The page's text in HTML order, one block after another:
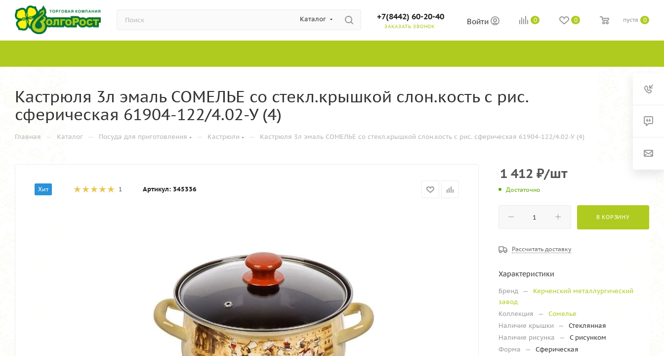
Каталог +7(8442) 60-20-40
ЗАКАЗАТЬ ЗВОНОК
Войти 0 0 0
пуста
Кастрюля 3л эмаль СОМЕЛЬЕ со стекл.крышкой слон.кость с рис.
сферическая 61904-122/4.02-У (4)
Главная — Каталог — Посуда для приготовления — Кастрюли — Кастрюля 3л эмаль СОМЕЛЬЕ со стекл.крышкой слон.кость с рис. сферическая 61904-122/4.02-У (4)
Хит 1 Артикул: 345336
1 412 ₽/шт
Достаточно
В КОРЗИНУ
Рассчитать доставку
Характеристики
Бренд —
Керченский металлургический
завод
Коллекция
—
Сомелье
Наличие крышки
—
Стеклянная
Наличие рисунка
—
С рисунком
Форма
—
Сферическая